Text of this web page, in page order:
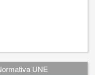
UNE